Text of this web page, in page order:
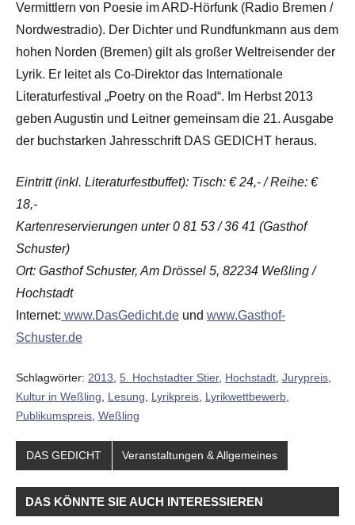
Vermittlern von Poesie im ARD-Hörfunk (Radio Bremen /
Nordwestradio). Der Dichter und Rundfunkmann aus dem
hohen Norden (Bremen) gilt als großer Weltreisender der
Lyrik. Er leitet als Co-Direktor das Internationale
Literaturfestival „Poetry on the Road“. Im Herbst 2013
geben Augustin und Leitner gemeinsam die 21. Ausgabe
der buchstarken Jahresschrift DAS GEDICHT heraus.
Eintritt (inkl. Literaturfestbuffet): Tisch: € 24,- / Reihe: €
18,-
Kartenreservierungen unter 0 81 53 / 36 41 (Gasthof
Schuster)
Ort: Gasthof Schuster, Am Drössel 5, 82234 Weßling /
Hochstadt
Internet: www.DasGedicht.de und www.Gasthof-
Schuster.de
Schlagwörter: 2013 5. Hochstadter Stier, Hochstadt Jurypreis
Kultur in Weßling
Lesung Lyrikpreis Lyrikwettbewerb
Publikumspreis Weßling
DAS GEDICHT Veranstaltungen & Allgemeines
DAS KÖNNTE SIE AUCH INTERESSIEREN